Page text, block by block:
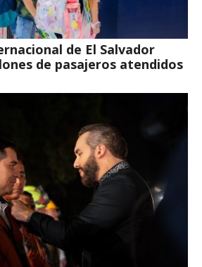
de El Salvador
de pasajeros atendidos